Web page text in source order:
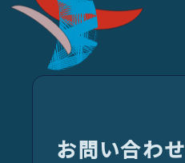
お問い合わせ